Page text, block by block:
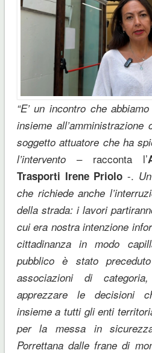
“E’ un incontro che
insieme
soggetto attuatore che ha
l’intervento – racconta l’
Trasporti Irene Priolo -.
che richiede anche
della strada: i lavori
cui era nostra intenzione
cittadinanza in modo
pubblico è stato
associazioni di
apprezzare le decisioni
insieme a tutti gli enti
per la messa in
Porrettana dalle frane di